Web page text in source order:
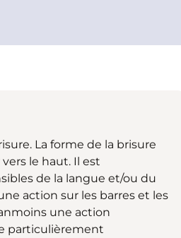
La forme de la brisure
le haut. Il est
de la langue et/ou du
action sur les barres et les
une action
particulièrement